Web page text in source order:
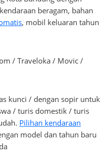
beragam, bahan
, mobil keluaran tahun
/ Traveloka / Movic /
kunci / dengan sopir untuk
/ turis domestik / turis
Pilihan kendaraan
model dan tahun baru